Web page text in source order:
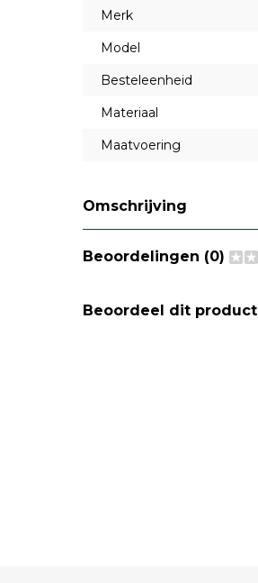
Merk
Model
Besteleenheid
Materiaal
Maatvoering
Omschrijving
Beoordelingen (0)
Beoordeel dit product